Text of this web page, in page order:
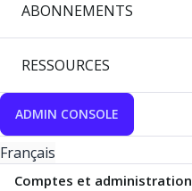
ABONNEMENTS
RESSOURCES
ADMIN CONSOLE
Français
Comptes et administration